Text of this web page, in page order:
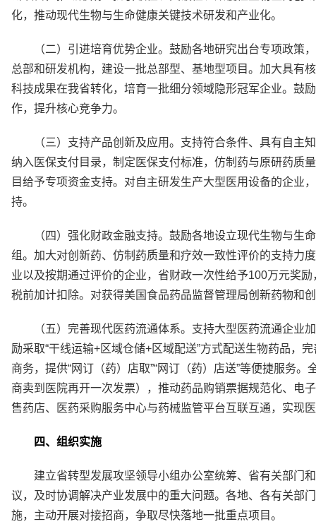
化，推动现代生物与生命健康关键技术研发和产业化。
（二）引进培育优势企业。鼓励各地研究出台专项政
总部和研发机构，建设一批总部型、基地型项目。加大具有
科技成果在我省转化，培育一批细分领域隐形冠军企业。鼓
作，提升核心竞争力。
（三）支持产品创新及应用。支持符合条件、具有自
纳入医保支付目录，制定医保支付标准，仿制药与原研药质
目给予专项资金支持。对自主研发生产大型医用设备的企业
持。
（四）强化财政金融支持。鼓励各地设立现代生物与
组。加大对创新药、仿制药质量和疗效一致性评价的支持力
业以及按期通过评价的企业，省财政一次性给予100万元奖
税前加计扣除。对获得美国食品药品监督管理局创新药物和
（五）完善现代医药流通体系。支持大型医药流通企
励采取“干线运输+区域仓储+区域配送”方式配送生物药品，
商务，提供“网订（药）店取”“网订（药）店送”等便捷服务
商卖到医院再开一次发票），推动药品购销票据规范化、电
售药店、医药采购服务中心与药械监管平台互联互通，实现
四、组织实施
建立省转型发展攻坚领导小组办公室统筹、省有关部门
议，及时协调解决产业发展中的重大问题。各地、各有关部
施，主动开展对接招商，争取尽快落地一批重点项目。